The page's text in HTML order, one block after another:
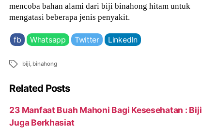
mencoba bahan alami dari biji binahong hitam untuk
mengatasi beberapa jenis penyakit.
fb Whatsapp Twitter LinkedIn
Tags biji, binahong
Related Posts
23 Manfaat Buah Mahoni Bagi Kesesehatan : Biji
Juga Berkhasiat